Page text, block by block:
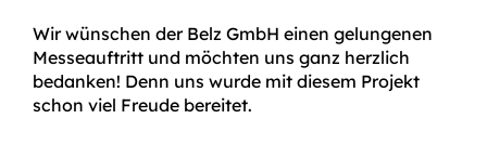
Wir wünschen der Belz GmbH einen gelungenen
Messeauftritt und möchten uns ganz herzlich
bedanken! Denn uns wurde mit diesem Projekt
schon viel Freude bereitet.